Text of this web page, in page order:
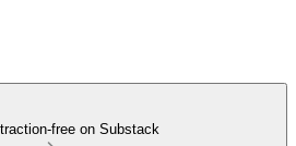
free on Substack